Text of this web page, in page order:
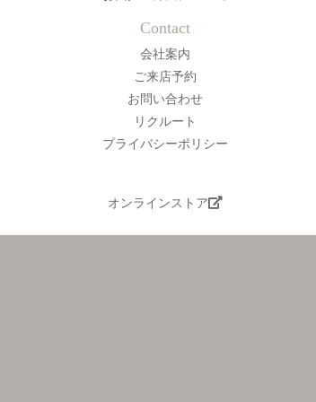
Contact
会社案内
ご来店予約
お問い合わせ
リクルート
プライバシーポリシー
オンラインストア